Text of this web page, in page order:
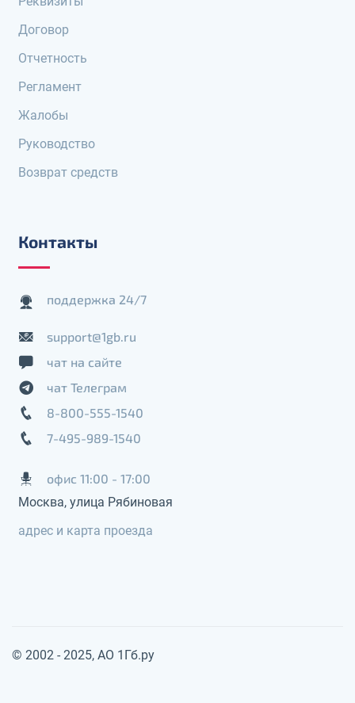
Договор
Отчетность
Регламент
Жалобы
Руководство
Возврат средств
Контакты
поддержка 24/7
support@1gb.ru
чат на сайте
чат Телеграм
8-800-555-1540
7-495-989-1540
офис 11:00 - 17:00
Москва, улица Рябиновая
адрес и карта проезда
© 2002 - 2025, АО 1Гб.ру